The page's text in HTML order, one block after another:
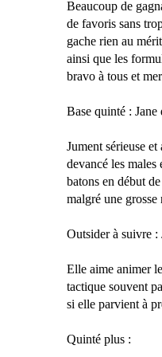
Beaucoup de
de favoris sans
gache rien au
ainsi que les
bravo à tous et
Base quinté :
Jument sérieuse et
devancé les
batons en début
malgré une grosse
Outsider à suivre
Elle aime animer
tactique souvent
si elle parvient à
Quinté plus :